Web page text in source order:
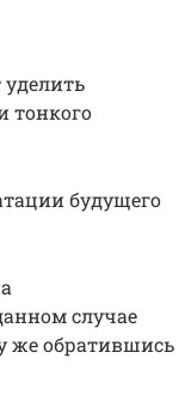
тонкого
будущего
случае
же обратившись